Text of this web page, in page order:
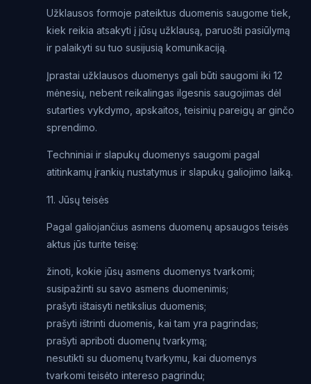
Užklausos formoje pateiktus duomenis saugome tiek,
kiek reikia atsakyti į jūsų užklausą, paruošti pasiūlymą
ir palaikyti su tuo susijusią komunikaciją.
Įprastai užklausos duomenys gali būti saugomi iki 12
mėnesių, nebent reikalingas ilgesnis saugojimas dėl
sutarties vykdymo, apskaitos, teisinių pareigų ar ginčo
sprendimo.
Techniniai ir slapukų duomenys saugomi pagal
atitinkamų įrankių nustatymus ir slapukų galiojimo laiką.
11. Jūsų teisės
Pagal galiojančius asmens duomenų apsaugos teisės
aktus jūs turite teisę:
žinoti, kokie jūsų asmens duomenys tvarkomi;
susipažinti su savo asmens duomenimis;
prašyti ištaisyti netikslius duomenis;
prašyti ištrinti duomenis, kai tam yra pagrindas;
prašyti apriboti duomenų tvarkymą;
nesutikti su duomenų tvarkymu, kai duomenys
tvarkomi teisėto intereso pagrindu;